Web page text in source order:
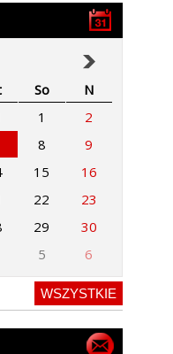
So
N
1
2
8
9
15
16
22
23
29
30
5 6
WSZYSTKIE